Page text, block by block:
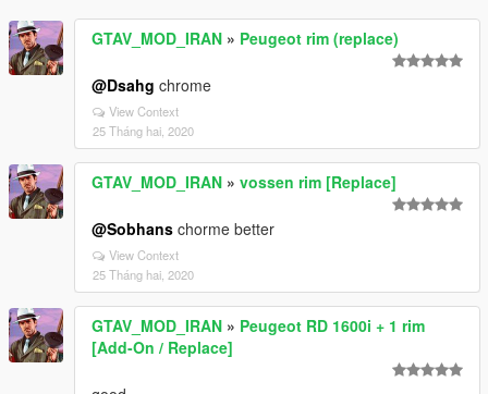
GTAV_MOD_IRAN » Peugeot rim (replace)
@Dsahg chrome
View Context
25 Tháng hai, 2020
GTAV_MOD_IRAN » vossen rim [Replace]
@Sobhans chorme better
View Context
25 Tháng hai, 2020
GTAV_MOD_IRAN » Peugeot RD 1600i + 1 rim
[Add-On / Replace]